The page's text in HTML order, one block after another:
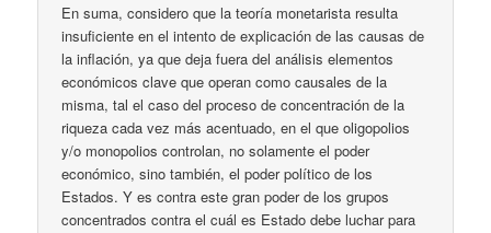
En suma, considero que la teoría monetarista resulta
insuficiente en el intento de explicación de las causas de
la inflación, ya que deja fuera del análisis elementos
económicos clave que operan como causales de la
misma, tal el caso del proceso de concentración de la
riqueza cada vez más acentuado, en el que oligopolios
y/o monopolios controlan, no solamente el poder
económico, sino también, el poder político de los
Estados. Y es contra este gran poder de los grupos
concentrados contra el cuál es Estado debe luchar para